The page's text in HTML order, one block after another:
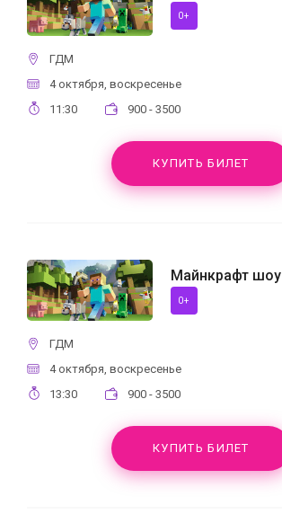
0+
ГДМ
4 октября, воскресенье
11:30
900 - 3500
КУПИТЬ БИЛЕТ
Майнкрафт шоу
0+
ГДМ
4 октября, воскресенье
13:30
900 - 3500
КУПИТЬ БИЛЕТ